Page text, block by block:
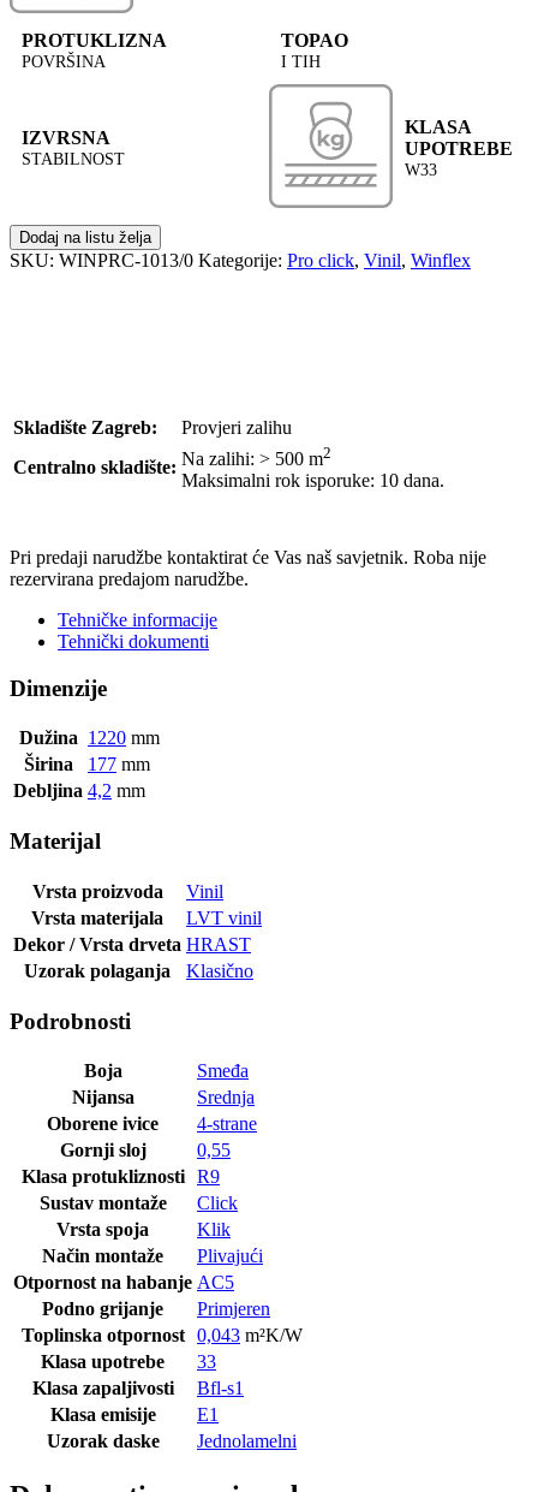
PROTUKLIZNA
POVRŠINA
TOPAO
I TIH
IZVRSNA
STABILNOST
KLASA
UPOTREBE
W33
Dodaj na listu želja
SKU: WINPRC-1013/0 Kategorije: Pro click, Vinil, Winflex
Skladište Zagreb:
Provjeri zalihu
Centralno skladište: Na zalihi: > 500 m2
Maksimalni rok isporuke: 10 dana.
Pri predaji narudžbe kontaktirat će Vas naš savjetnik. Roba nije
rezervirana predajom narudžbe.
Tehničke informacije
Tehnički dokumenti
Dimenzije
Dužina 1220 mm
Širina
177 mm
Debljina 4,2 mm
Materijal
Vrsta proizvoda
Vinil
Vrsta materijala
LVT vinil
Dekor / Vrsta drveta HRAST
Uzorak polaganja
Klasično
Podrobnosti
Boja
Smeđa
Nijansa
Srednja
Oborene ivice
4-strane
Gornji sloj
0,55
Klasa protukliznosti
R9
Sustav montaže
Click
Vrsta spoja
Klik
Način montaže
Plivajući
Otpornost na habanje AC5
Podno grijanje
Primjeren
Toplinska otpornost
0,043 m²K/W
Klasa upotrebe
33
Klasa zapaljivosti
Bfl-s1
Klasa emisije
E1
Uzorak daske
Jednolamelni